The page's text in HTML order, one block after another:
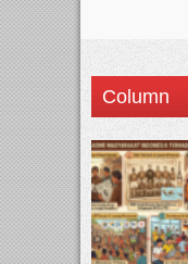
Column